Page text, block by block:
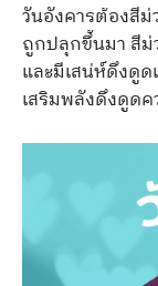
วันอังคารต้องสี
ถูกปลุกขึ้นมา สีม่
และมีเสน่ห์ดึงดู
เสริมพลังดึงดูด